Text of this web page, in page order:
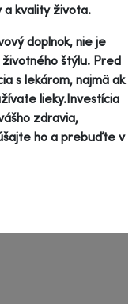
a kvality života.
doplnok, nie je
štýlu. Pred
s lekárom, najmä ak
lieky.Investícia
zdravia,
ho a prebuďte v